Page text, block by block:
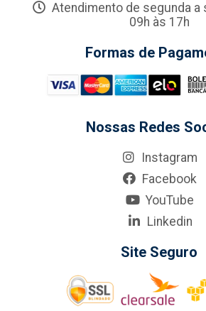
Atendimento de segunda a
09h às 17h
Formas de
Nossas Redes
Instagram
Facebook
YouTube
Linkedin
Site Seguro